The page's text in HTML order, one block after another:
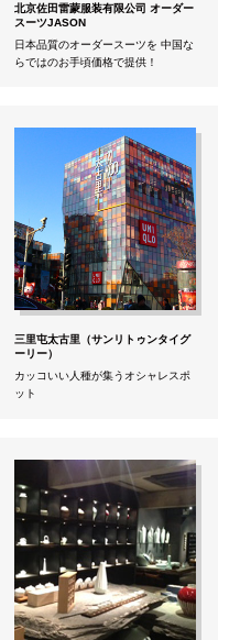
北京佐田雷蒙服装有限公司 オーダー
スーツJASON
日本品質のオーダースーツを 中国な
らではのお手頃価格で提供！
三里屯太古里（サンリトゥンタイグ
ーリー）
カッコいい人種が集うオシャレスポ
ット